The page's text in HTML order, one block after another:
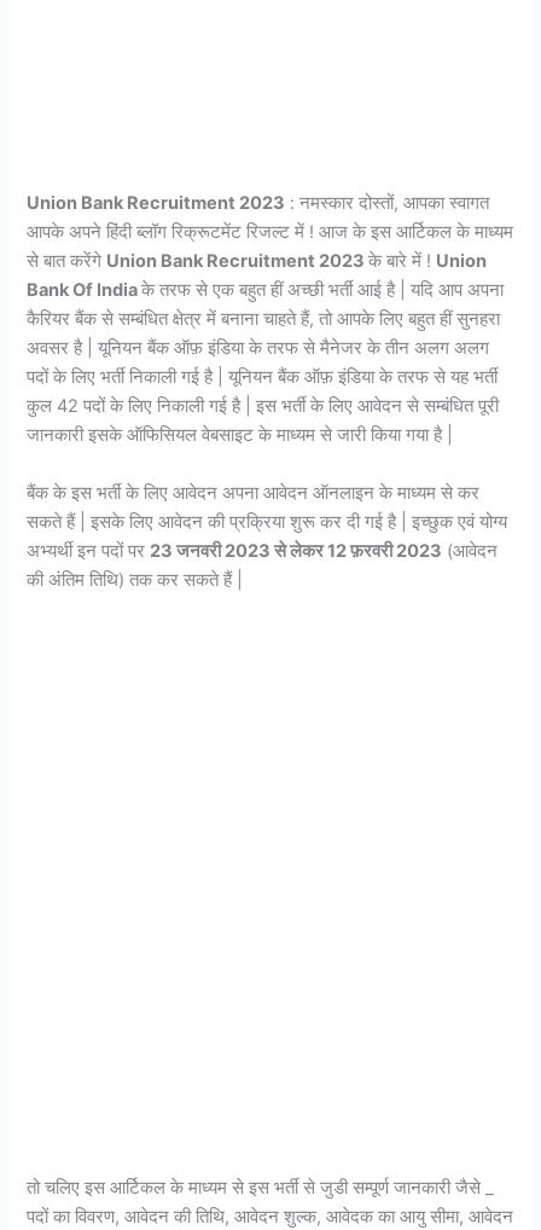
Union Bank Recruitment 2023 : नमस्कार दोस्तों, आपका स्वागत
आपके अपने हिंदी ब्लॉग रिक्रूटमेंट रिजल्ट में ! आज के इस आर्टिकल के माध्यम
से बात करेंगे Union Bank Recruitment 2023 के बारे में ! Union
Bank Of Indiaके तरफ से एक बहुत हीं अच्छी भर्ती आई है | यदि आप अपना
कैरियर बैंक से सम्बंधित क्षेत्र में बनाना चाहते हैं, तो आपके लिए बहुत हीं सुनहरा
अवसर है | यूनियन बैंक ऑफ़ इंडिया के तरफ से मैनेजर के तीन अलग अलग
पदों के लिए भर्ती निकाली गई है | यूनियन बैंक ऑफ़ इंडिया के तरफ से यह भर्ती
कुल 42 पदों के लिए निकाली गई है | इस भर्ती के लिए आवेदन से सम्बंधित पूरी
जानकारी इसके ऑफिसियल वेबसाइट के माध्यम से जारी किया गया है |
बैंक के इस भर्ती के लिए आवेदन अपना आवेदन ऑनलाइन के माध्यम से कर
सकते हैं | इसके लिए आवेदन की प्रक्रिया शुरू कर दी गई है | इच्छुक एवं योग्य
अभ्यर्थी इन पदों पर 23 जनवरी 2023 से लेकर 12 फ़रवरी 2023 (आवेदन
की अंतिम तिथि) तक कर सकते हैं |
तो चलिए इस आर्टिकल के माध्यम से इस भर्ती से जुडी सम्पूर्ण जानकारी जैसे _
पदों का विवरण, आवेदन की तिथि, आवेदन शुल्क, आवेदक का आयु सीमा, आवेदन